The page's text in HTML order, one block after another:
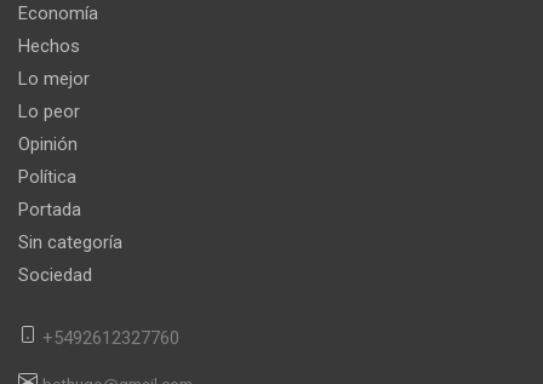
Economía
Hechos
Lo mejor
Lo peor
Opinión
Política
Portada
Sin categoría
Sociedad
+5492612327760